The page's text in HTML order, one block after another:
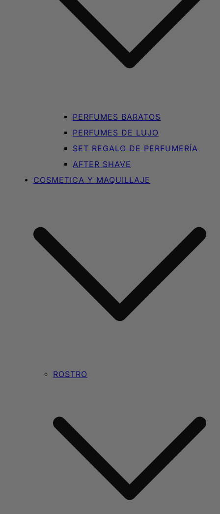
PERFUMES BARATOS
PERFUMES DE LUJO
SET REGALO DE PERFUMERÍA
AFTER SHAVE
COSMETICA Y MAQUILLAJE
ROSTRO